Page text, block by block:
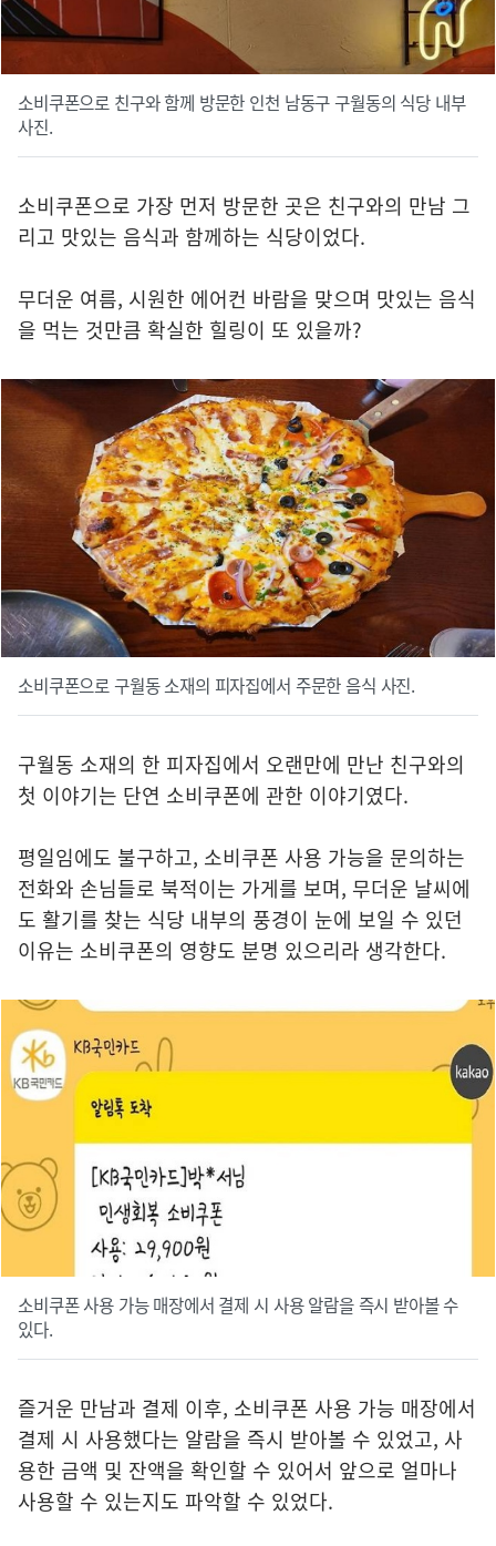
소비쿠폰으로 친구와 함께 방문한 인천 남동구 구월동의 식당 내부
사진.
소비쿠폰으로 가장 먼저 방문한 곳은 친구와의 만남 그
리고 맛있는 음식과 함께하는 식당이었다.
무더운 여름, 시원한 에어컨 바람을 맞으며 맛있는 음식
을 먹는 것만큼 확실한 힐링이 또 있을까?
소비쿠폰으로 구월동 소재의 피자집에서 주문한 음식 사진.
구월동 소재의 한 피자집에서 오랜만에 만난 친구와의
첫 이야기는 단연 소비쿠폰에 관한 이야기였다.
평일임에도 불구하고, 소비쿠폰 사용 가능을 문의하는
전화와 손님들로 북적이는 가게를 보며, 무더운 날씨에
도 활기를 찾는 식당 내부의 풍경이 눈에 보일 수 있던
이유는 소비쿠폰의 영향도 분명 있으리라 생각한다.
소비쿠폰 사용 가능 매장에서 결제 시 사용 알람을 즉시 받아볼 수
있다.
즐거운 만남과 결제 이후, 소비쿠폰 사용 가능 매장에서
결제 시 사용했다는 알람을 즉시 받아볼 수 있었고, 사
용한 금액 및 잔액을 확인할 수 있어서 앞으로 얼마나
사용할 수 있는지도 파악할 수 있었다.